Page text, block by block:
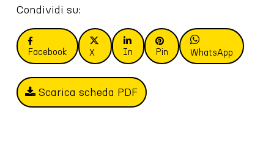
Condividi su:
Facebook X In Pin WhatsApp
Scarica scheda PDF